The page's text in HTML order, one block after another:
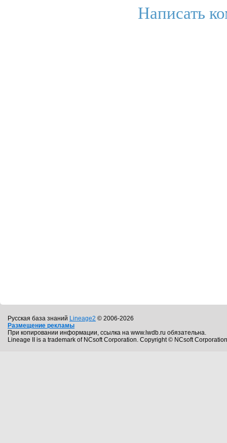
Написать
Русская база знаний Lineage2 © 2006-2026
Размещение рекламы
При копировании информации, ссылка на www.lwdb.ru обязательна.
Lineage II is a trademark of NCsoft Corporation. Copyright © NCsoft